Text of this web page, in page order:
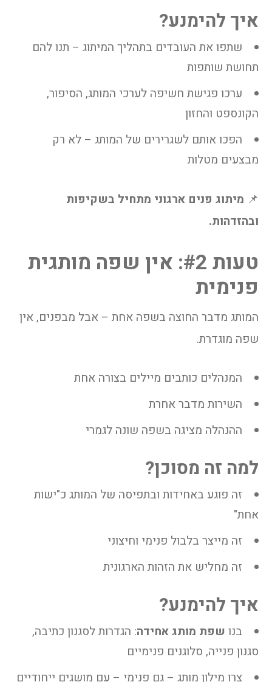
איך להימנע?
שתפו את העובדים בתהליך המיתוג – תנו להם
תחושת שותפות
ערכו פגישת חשיפה לערכי המותג, הסיפור,
הקונספט והחזון
הפכו אותם לשגרירים של המותג – לא רק
מבצעים מטלות
📌 מיתוג פנים ארגוני מתחיל בשקיפות
ובהזדהות.
טעות #2: אין שפה מותגית
פנימית
המותג מדבר החוצה בשפה אחת – אבל מבפנים, אין
שפה מוגדרת.
המנהלים כותבים מיילים בצורה אחת
השירות מדבר אחרת
ההנהלה מציגה בשפה שונה לגמרי
למה זה מסוכן?
זה פוגע באחידות ובתפיסה של המותג כ"ישות
אחת"
זה מייצר בלבול פנימי וחיצוני
זה מחליש את הזהות הארגונית
איך להימנע?
בנו שפת מותג אחידה: הגדרות לסגנון כתיבה,
סגנון פנייה, סלוגנים פנימיים
צרו מילון מותג – גם פנימי – עם מושגים ייחודיים